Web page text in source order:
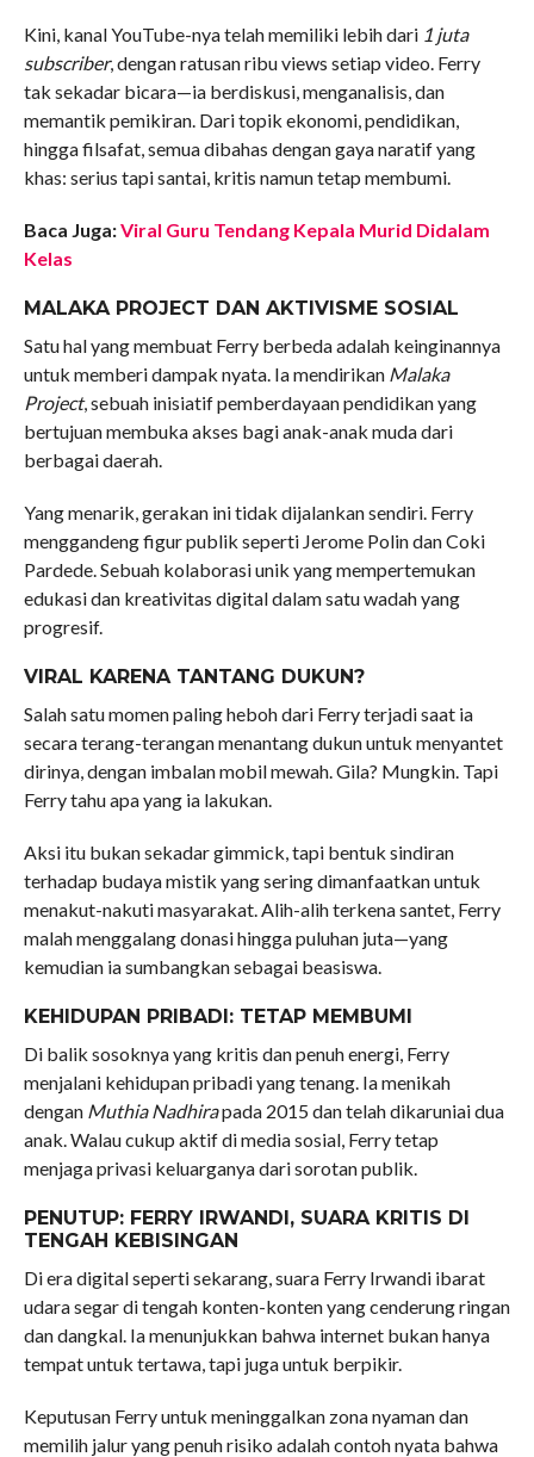
Kini, kanal YouTube-nya telah memiliki lebih dari 1 juta
subscriber, dengan ratusan ribu views setiap video. Ferry
tak sekadar bicara—ia berdiskusi, menganalisis, dan
memantik pemikiran. Dari topik ekonomi, pendidikan,
hingga filsafat, semua dibahas dengan gaya naratif yang
khas: serius tapi santai, kritis namun tetap membumi.
Baca Juga:Viral Guru Tendang Kepala Murid Didalam
Kelas
MALAKA PROJECT DAN AKTIVISME SOSIAL
Satu hal yang membuat Ferry berbeda adalah keinginannya
untuk memberi dampak nyata. Ia mendirikan Malaka
Project, sebuah inisiatif pemberdayaan pendidikan yang
bertujuan membuka akses bagi anak-anak muda dari
berbagai daerah.
Yang menarik, gerakan ini tidak dijalankan sendiri. Ferry
menggandeng figur publik seperti Jerome Polin dan Coki
Pardede. Sebuah kolaborasi unik yang mempertemukan
edukasi dan kreativitas digital dalam satu wadah yang
progresif.
VIRAL KARENA TANTANG DUKUN?
Salah satu momen paling heboh dari Ferry terjadi saat ia
secara terang-terangan menantang dukun untuk menyantet
dirinya, dengan imbalan mobil mewah. Gila? Mungkin. Tapi
Ferry tahu apa yang ia lakukan.
Aksi itu bukan sekadar gimmick, tapi bentuk sindiran
terhadap budaya mistik yang sering dimanfaatkan untuk
menakut-nakuti masyarakat. Alih-alih terkena santet, Ferry
malah menggalang donasi hingga puluhan juta—yang
kemudian ia sumbangkan sebagai beasiswa.
KEHIDUPAN PRIBADI: TETAP MEMBUMI
Di balik sosoknya yang kritis dan penuh energi, Ferry
menjalani kehidupan pribadi yang tenang. Ia menikah
dengan Muthia Nadhirapada 2015 dan telah dikaruniai dua
anak. Walau cukup aktif di media sosial, Ferry tetap
menjaga privasi keluarganya dari sorotan publik.
PENUTUP: FERRY IRWANDI, SUARA KRITIS DI
TENGAH KEBISINGAN
Di era digital seperti sekarang, suara Ferry Irwandi ibarat
udara segar di tengah konten-konten yang cenderung ringan
dan dangkal. Ia menunjukkan bahwa internet bukan hanya
tempat untuk tertawa, tapi juga untuk berpikir.
Keputusan Ferry untuk meninggalkan zona nyaman dan
memilih jalur yang penuh risiko adalah contoh nyata bahwa